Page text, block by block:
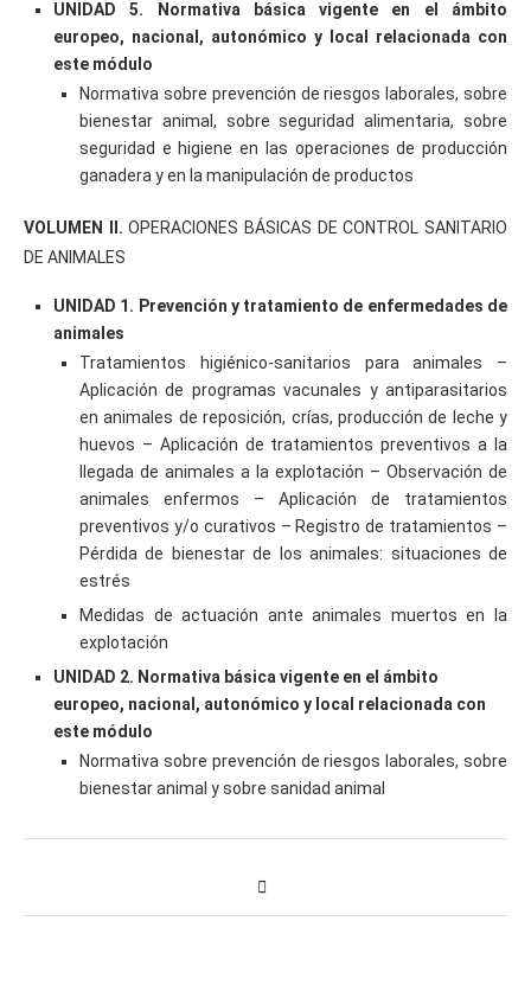
UNIDAD 5. Normativa básica vigente en el ámbito
europeo, nacional, autonómico y local relacionada con
este módulo
Normativa sobre prevención de riesgos laborales, sobre
bienestar animal, sobre seguridad alimentaria, sobre
seguridad e higiene en las operaciones de producción
ganadera y en la manipulación de productos
VOLUMEN II.OPERACIONES BÁSICAS DE CONTROL SANITARIO
DE ANIMALES
UNIDAD 1. Prevención y tratamiento de enfermedades de
animales
Tratamientos higiénico-sanitarios para animales –
Aplicación de programas vacunales y antiparasitarios
en animales de reposición, crías, producción de leche y
huevos – Aplicación de tratamientos preventivos a la
llegada de animales a la explotación – Observación de
animales enfermos – Aplicación de tratamientos
preventivos y/o curativos – Registro de tratamientos –
Pérdida de bienestar de los animales: situaciones de
estrés
Medidas de actuación ante animales muertos en la
explotación
UNIDAD 2. Normativa básica vigente en el ámbito
europeo, nacional, autonómico y local relacionada con
este módulo
Normativa sobre prevención de riesgos laborales, sobre
bienestar animal y sobre sanidad animal